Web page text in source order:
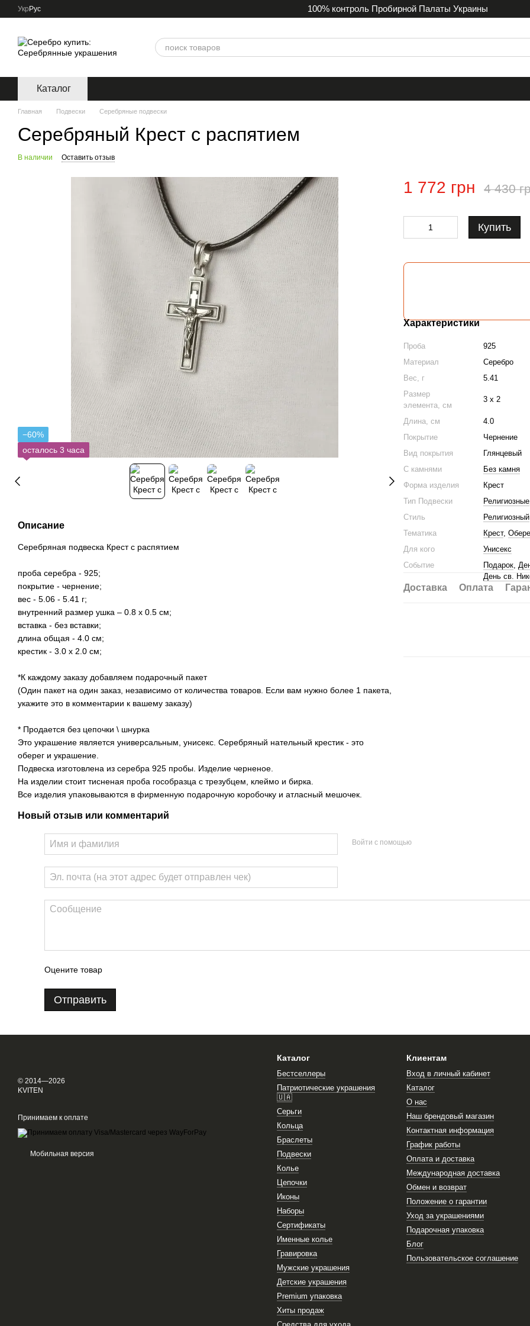
Перейти к основному контенту
Укр Рус 100% контроль Пробирной Палаты Украины
Каталог
Главная Подвески Серебряные подвески
Серебряный Крест с распятием
В наличии Оставить отзыв
−60%
осталось 3 часа
Описание
Серебряная подвеска Крест с распятием
проба серебра - 925;
покрытие - чернение;
вес - 5.06 - 5.41 г;
внутренний размер ушка – 0.8 х 0.5 см;
вставка - без вставки;
длина общая - 4.0 см;
крестик - 3.0 х 2.0 см;
*К каждому заказу добавляем подарочный пакет
(Один пакет на один заказ, независимо от количества товаров. Если вам нужно более 1 пакета,
укажите это в комментарии к вашему заказу)
* Продается без цепочки \ шнурка
Это украшение является универсальным, унисекс. Серебряный нательный крестик - это
оберег и украшение.
Подвеска изготовлена ​​из серебра 925 пробы. Изделие черненое.
На изделии стоит тисненая проба гособразца с трезубцем, клеймо и бирка.
Все изделия упаковываются в фирменную подарочную коробочку и атласный мешочек.
1 772 грн 4 430
Купить
Характеристики
Проба
925
Материал
Серебро
Вес, г
5.41
Размер
элемента, см
3 х 2
Длина, см
4.0
Покрытие
Чернение
Вид покрытия
Глянцевый
С камнями
Без камня
Форма изделия
Крест
Тип Подвески
Религиозные
Стиль
Религиозный
Тематика
Крест,
Для кого
Унисекс
Событие
Подарок,
День св.
Доставка Оплата
Новый отзыв или комментарий
Войти с помощью
Оцените товар
Отправить
© 2014—2026
KVITEN
Принимаем к оплате
Мобильная версия
Каталог
Бестселлеры
Патриотические украшения
🇺🇦
Серьги
Кольца
Браслеты
Подвески
Колье
Цепочки
Иконы
Наборы
Сертификаты
Именные колье
Гравировка
Мужские украшения
Детские украшения
Premium упаковка
Хиты продаж
Клиентам
Вход в личный кабинет
Каталог
О нас
Наш брендовый магазин
Контактная информация
График работы
Оплата и доставка
Международная доставка
Обмен и возврат
Положение о гарантии
Уход за украшениями
Подарочная упаковка
Блог
Пользовательское соглашение